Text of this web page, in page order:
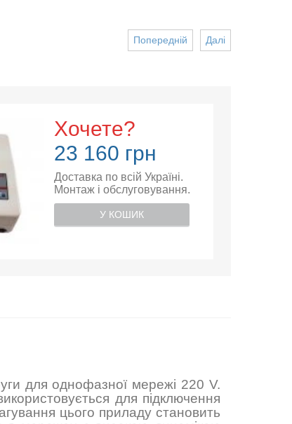
Далі
Попередній
Хочете?
23 160 грн
Доставка по всій Україні.
Монтаж і обслуговування.
У КОШИК
для однофазної мережі 220 V.
для підключення
цього приладу становить